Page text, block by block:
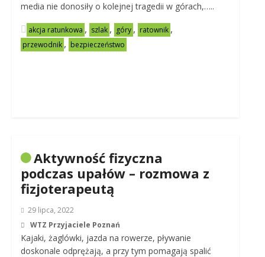
media nie donosiły o kolejnej tragedii w górach,…..
akcja ratunkowa , szlak , góry , ratownik ,
przewodnik , bezpieczeństwo
Aktywność fizyczna
podczas upałów – rozmowa z
fizjoterapeutą
29 lipca, 2022
WTZ Przyjaciele Poznań
Kajaki, żaglówki, jazda na rowerze, pływanie
doskonale odprężają, a przy tym pomagają spalić